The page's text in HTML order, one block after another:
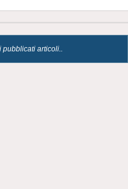
pubblicati articoli..